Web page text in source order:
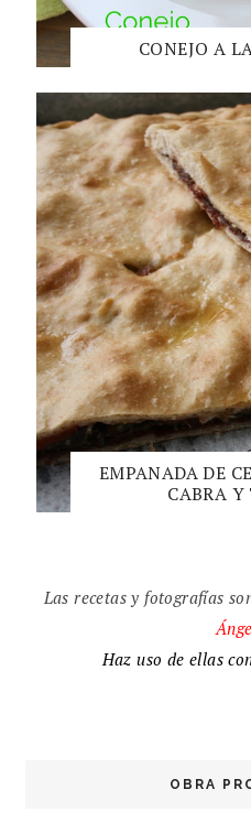
CONEJO A
EMPANADA DE
CABRA
Las recetas y fotografías
Haz uso de ellas
OBRA